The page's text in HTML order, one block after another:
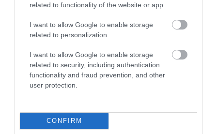
related to functionality of the website or app.
I want to allow Google to enable storage
related to personalization.
I want to allow Google to enable storage
related to security, including authentication
functionality and fraud prevention, and other
user protection.
CONFIRM
δέρματος που μπορεί να εντοπιστεί στο
κομμωτήριο! – Τι δείχνει νέα έρευνα